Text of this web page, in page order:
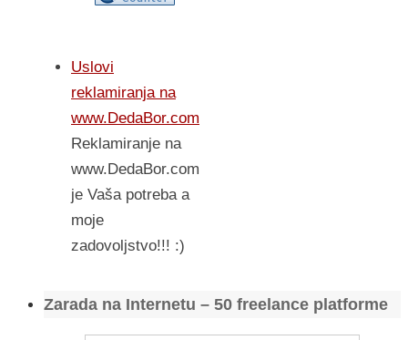
Uslovi
reklamiranja na
www.DedaBor.com
Reklamiranje na
www.DedaBor.com
je Vaša potreba a
moje
zadovoljstvo!!! :)
Zarada na Internetu – 50 freelance platforme